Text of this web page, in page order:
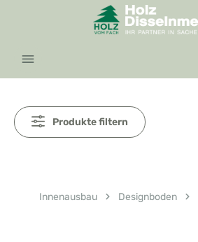
Zum Hauptinhalt springen
Produkte filtern
Innenausbau Designboden